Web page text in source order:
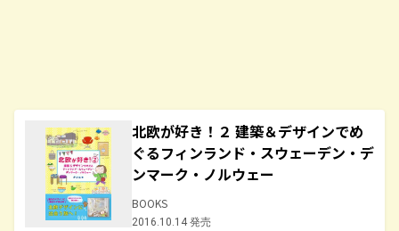
北欧が好き！２ 建築＆デザインでめ
ぐるフィンランド・スウェーデン・デ
ンマーク・ノルウェー
BOOKS
2016.10.14 発売